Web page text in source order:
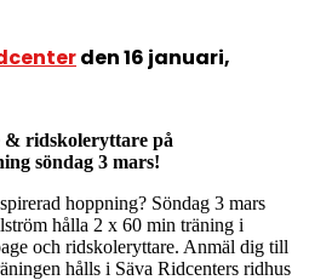
den16 januari,
ridskoleryttare på
söndag 3 mars!
hoppning? Söndag 3 mars
hålla 2 x 60 min träning i
och ridskoleryttare. Anmäl dig till
hålls i Säva Ridcenters ridhus